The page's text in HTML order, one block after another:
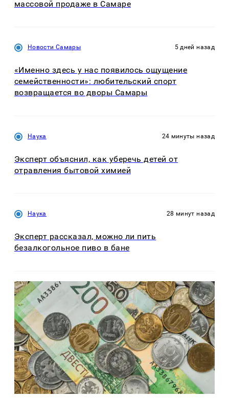
массовой продаже в Самаре
Новости Самары 5 дней назад
«Именно здесь у нас появилось ощущение
семейственности»: любительский спорт
возвращается во дворы Самары
Наука 24 минуты назад
Эксперт объяснил, как уберечь детей от
отравления бытовой химией
Наука 28 минут назад
Эксперт рассказал, можно ли пить
безалкогольное пиво в бане